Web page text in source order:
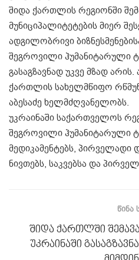
შიდა ქართლის რეგიონში
მუნიციპალიტეტების მიერ
ადგილობრივი
შეგროვილი ჰუმანიტარული
გასაგზავნად უკვე მზად
ქართლის სახელმწიფო
აბესაძე ხელმძღვანელობს.
უკრაინაში საქართველოს
შეგროვილი ჰუმანიტარული
მედიკამენტებს, პირველადი
ნივთებს, საკვებსა და
ᲬᲘᲜᲐ
შიდა ქართლში
უკრაინაში